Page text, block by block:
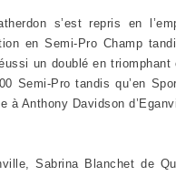
s’est repris en
en Semi-Pro Champ
un doublé en triomphant
Semi-Pro tandis qu’en
à Anthony Davidson
Sabrina Blanchet de